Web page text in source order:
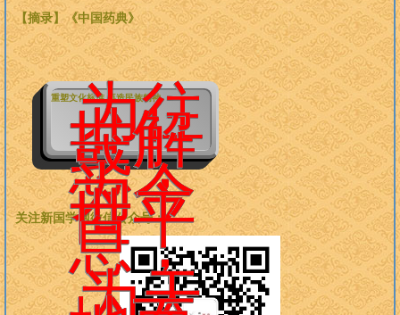
【摘录】《中国药典》
重塑文化标准 再造民族精神
为往
世解
惑，
为今
世平
息，
为天
关注新国学网微信公众号：